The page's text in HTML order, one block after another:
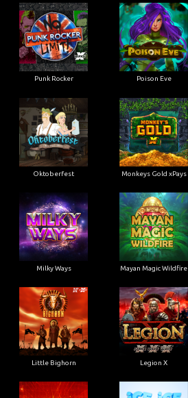
Punk Rocker Poison Eve
Oktoberfest Monkeys Gold xPays
Milky Ways Mayan Magic Wildfire
Little Bighorn Legion X